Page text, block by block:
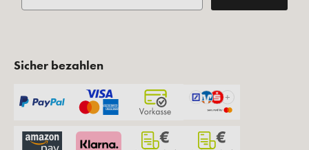
Sicher bezahlen